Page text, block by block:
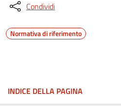
Condividi
Normativa di riferimento
INDICE DELLA PAGINA